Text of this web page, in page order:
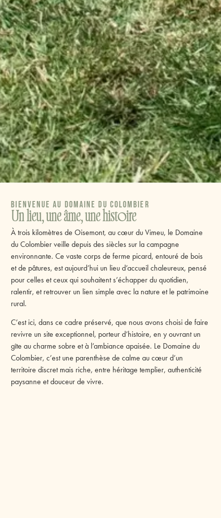
Bienvenue au Domaine du Colombier
Un lieu, une âme, une histoire
À trois kilomètres de Oisemont, au cœur du Vimeu, le Domaine
du Colombier veille depuis des siècles sur la campagne
environnante. Ce vaste corps de ferme picard, entouré de bois
et de pâtures, est aujourd’hui un lieu d’accueil chaleureux, pensé
pour celles et ceux qui souhaitent s’échapper du quotidien,
ralentir, et retrouver un lien simple avec la nature et le patrimoine
rural.
C’est ici, dans ce cadre préservé, que nous avons choisi de faire
revivre un site exceptionnel, porteur d’histoire, en y ouvrant un
gîte au charme sobre et à l’ambiance apaisée. Le Domaine du
Colombier, c’est une parenthèse de calme au cœur d’un
territoire discret mais riche, entre héritage templier, authenticité
paysanne et douceur de vivre.